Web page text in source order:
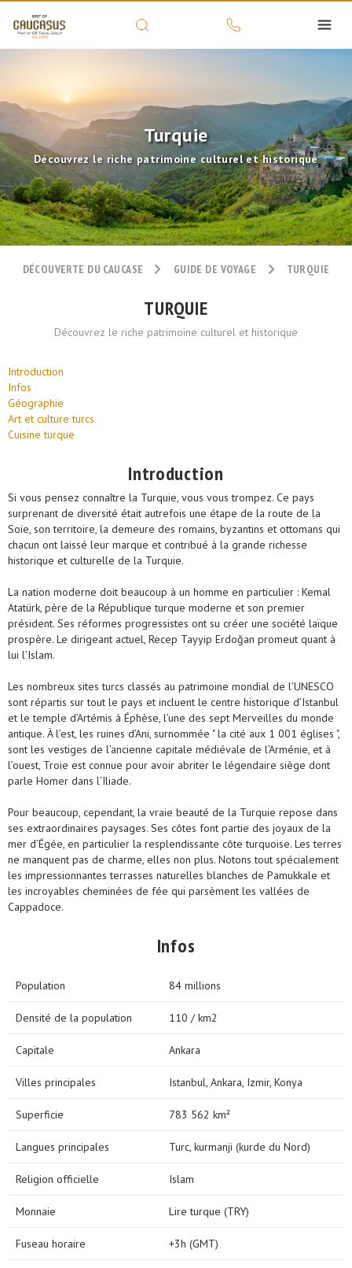
Turquie
Découvrez le riche patrimoine culturel et historique
DÉCOUVERTE DU CAUCASE GUIDE DE VOYAGE TURQUIE
TURQUIE
Découvrez le riche patrimoine culturel et historique
Introduction
Infos
Géographie
Art et culture turcs
Cuisine turque
Introduction
Si vous pensez connaître la Turquie, vous vous trompez. Ce pays
surprenant de diversité était autrefois une étape de la route de la
Soie, son territoire, la demeure des romains, byzantins et ottomans qui
chacun ont laissé leur marque et contribué à la grande richesse
historique et culturelle de la Turquie.
La nation moderne doit beaucoup à un homme en particulier : Kemal
Atatürk, père de la République turque moderne et son premier
président. Ses réformes progressistes ont su créer une société laïque
prospère. Le dirigeant actuel, Recep Tayyip Erdoğan promeut quant à
lui l’Islam.
Les nombreux sites turcs classés au patrimoine mondial de l’UNESCO
sont répartis sur tout le pays et incluent le centre historique d’Istanbul
et le temple d’Artémis à Éphèse, l’une des sept Merveilles du monde
antique. À l’est, les ruines d’Ani, surnommée " la cité aux 1 001 églises ",
sont les vestiges de l’ancienne capitale médiévale de l’Arménie, et à
l’ouest, Troie est connue pour avoir abriter le légendaire siège dont
parle Homer dans l’Iliade.
Pour beaucoup, cependant, la vraie beauté de la Turquie repose dans
ses extraordinaires paysages. Ses côtes font partie des joyaux de la
mer d’Égée, en particulier la resplendissante côte turquoise. Les terres
ne manquent pas de charme, elles non plus. Notons tout spécialement
les impressionnantes terrasses naturelles blanches de Pamukkale et
les incroyables cheminées de fée qui parsèment les vallées de
Cappadoce.
Infos
Population 84 millions
Densité de la population 110 / km2
Capitale Ankara
Villes principales Istanbul, Ankara, Izmir, Konya
Superficie 783 562 km²
Langues principales Turc, kurmanji (kurde du Nord)
Religion officielle Islam
Monnaie Lire turque (TRY)
Fuseau horaire +3h (GMT)